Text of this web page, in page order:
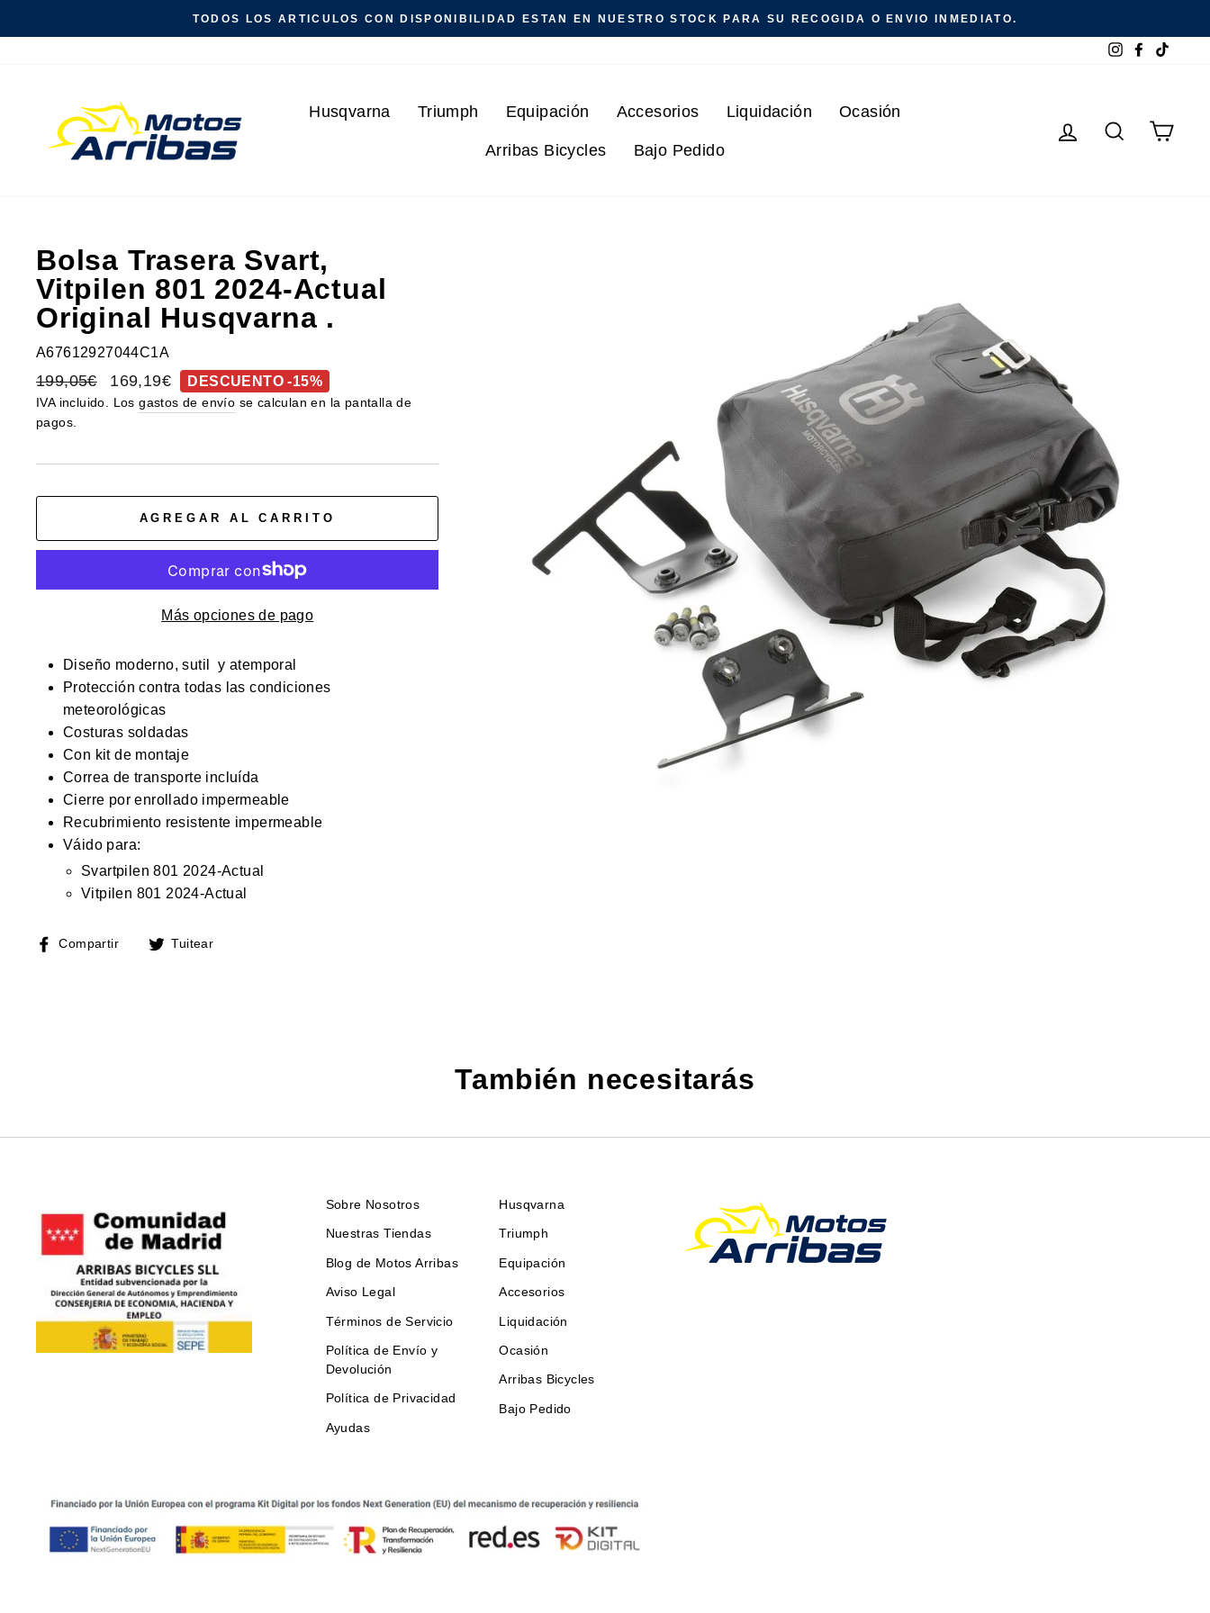
directamente
TODOS LOS ARTICULOS CON DISPONIBILIDAD ESTAN EN NUESTRO STOCK PARA SU RECOGIDA O ENVIO INMEDIATO.
InstagramFacebook
Husqvarna Triumph Equipación Accesorios Liquidación Ocasión
Arribas Bicycles Bajo Pedido
IngresarBuscar
Bolsa Trasera Svart,
Vitpilen 801 2024-Actual
Original Husqvarna .
A67612927044C1A
Precio
habitual
199,05€
Precio
de
169,19€ DESCUENTO -15%
IVA incluido. Losgastos de envío se calculan en la pantalla de
pagos.
AGREGAR AL CARRITO
Más opciones de pago
Diseño moderno, sutil y atemporal
Protección contra todas las condiciones
meteorológicas
Costuras soldadas
Con kit de montaje
Correa de transporte incluída
Cierre por enrollado impermeable
Recubrimiento resistente impermeable
Váido para:
Svartpilen 801 2024-Actual
Vitpilen 801 2024-Actual
Compartir
Compartir
Tuitear
También necesitarás
Sobre Nosotros
Nuestras Tiendas
Blog de Motos Arribas
Aviso Legal
Términos de Servicio
Política de Envío y
Devolución
Política de Privacidad
Ayudas
Husqvarna
Triumph
Equipación
Accesorios
Liquidación
Ocasión
Arribas Bicycles
Bajo Pedido